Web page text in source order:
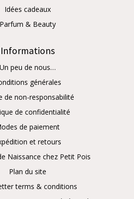
Idées cadeaux
Parfum & Beauty
Informations
Un peu de nous…
générales
de non-responsabilité
de confidentialité
de paiement
et retours
Naissance chez Petit Pois
Plan du site
terms & conditions